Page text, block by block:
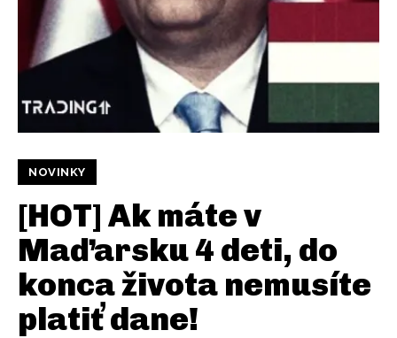
NOVINKY
[HOT] Ak máte v
Maďarsku 4 deti, do
konca života nemusíte
platiť dane!